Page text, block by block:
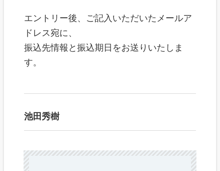
エントリー後、ご記入いただいたメールア
ドレス宛に、
振込先情報と振込期日をお送りいたしま
す。
池田秀樹